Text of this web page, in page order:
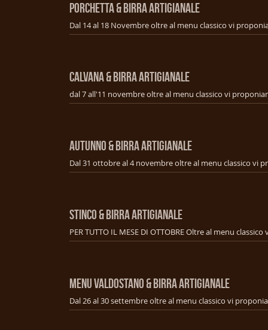
PORCHETTA & BIRRA ARTIGIANALE
CALVANA & BIRRA ARTIGIANALE
AUTUNNO & BIRRA ARTIGIANALE
STINCO & BIRRA ARTIGIANALE
MENU VALDOSTANO & BIRRA ARTIGIANALE